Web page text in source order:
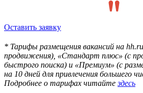
Оставить заявку
* Тарифы размещения вакансий на
продвижения), «Стандарт плюс» (с
быстрого поиска) и «Премиум» (с
на 10 дней для привлечения большего
Подробнее о тарифах читайтездесь